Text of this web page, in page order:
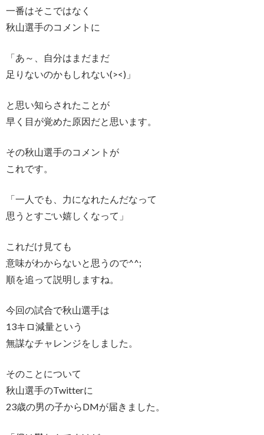
一番はそこではなく
秋山選手のコメントに
「あ～、自分はまだまだ
足りないのかもしれない(><)」
と思い知らされたことが
早く目が覚めた原因だと思います。
その秋山選手のコメントが
これです。
「一人でも、力になれたんだなって
思うとすごい嬉しくなって」
これだけ見ても
意味がわからないと思うので^^;
順を追って説明しますね。
今回の試合で秋山選手は
13キロ減量という
無謀なチャレンジをしました。
そのことについて
秋山選手のTwitterに
23歳の男の子からDMが届きました。